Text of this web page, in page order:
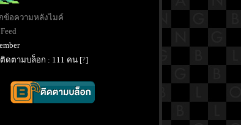
ข้อความหลังไมค์
ดตามบล็อก : 111 คน [?]